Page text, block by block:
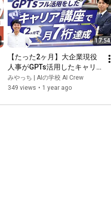
17:54
【たった2ヶ月】大企業現役
人事がGPTs活用したキャリ
ア支援講座で月7桁達成【AI
Crew実績者対談】
みやっち | AIの学校 AI Crew
349 views • 1 year ago